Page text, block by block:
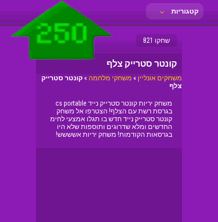
קטגוריות
שחקו 821
קונטר סטרייק צלף
משחקים אונליין » משחקי מלחמה »קונטר סטרייק
צלף
משחק יריות קונטר סטרייק נייד cs portable
בגרסת רשת עם הצלף! הצטרפו אל משחק
קונטר סטרייק נייד חדש בו תגלו אמצעי לחימ
החדשים ומלא שדרוגים ותוספות שלא היו
בגרסאות הקודמות! משחק יריות אשששש!